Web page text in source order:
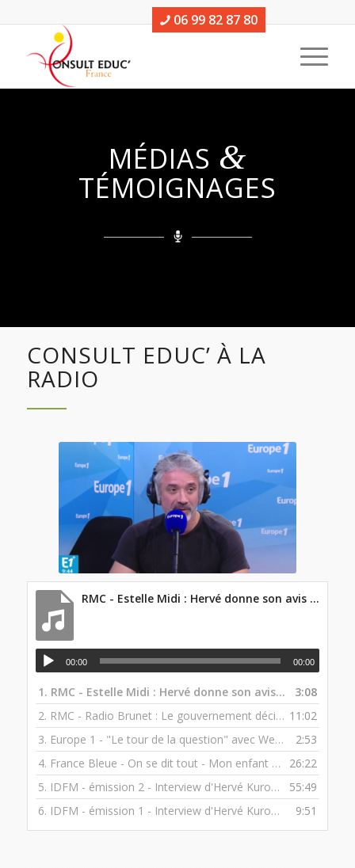
06 99 82 87 80
MÉDIAS &
TÉMOIGNAGES
CONSULT EDUC’ À LA
RADIO
RMC - Estelle Midi : Hervé donne son avis sur RMC lors de l'émission.
00:00 00:00
1. RMC - Estelle Midi : Hervé donne son avis sur RMC lors de l'émission.
3:08
2. RMC - Radio Brunet : Le gouvernement décide de rendre les moins de 13 ans pénalement irresponsables, qu'en pensez-vous ?.
11:02
3. Europe 1 - "Le tour de la question" avec Wendy Bouchard.
2:53
4. France Bleue - On se dit tout - Mon enfant est difficile
26:22
5. IDFM - émission 2 - Interview d'Hervé Kurower
55:49
6. IDFM - émission 1 - Interview d'Hervé Kurower 9:51